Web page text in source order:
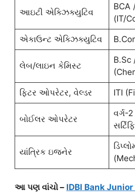
આઇટી એક્ઝિક્યુટિવ
BCA
(IT/
એકાઉન્ટ એક્ઝિક્યુટિવ
લેબ/લાઇન કેમિસ્ટ
B.Sc
ફિટર ઓપરેટર, વેલ્ડર ITI
બોઈલર ઓપરેટર
વર્ગ-
યાંત્રિક ઇજનેર
આ પણ વાંચો – IDBI Bank